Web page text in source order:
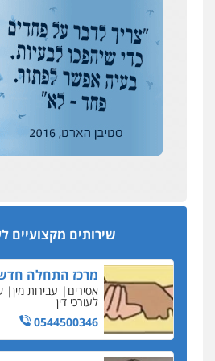
שירותים מקצועיים
צילום עורכי דין
דין
0504578527
רונן הלל – מוניטין
מחיקת כתבות מגוגל
שירותים
0522508109
מקצועיים לעורכי דין
מרכז התחלה
אסירים עבירות מין
לעורכי דין
0544500346
מקומי
אבי שקד מונה
כחבר ועדת איסור הלבנת הון
194 עורכי הדין החדשים
אחרי המלחמה: הוסמכו בירושלים
עסקה חמה
כתב האישום נגד עו"ד עידן דביר:
לאקטים מיניים
כתב אישום: יו"ר ש"ס לשעבר
ההלוואות של משפחת הרינג
הפרקליטות: הרב נתנאל חייק
שמשו אנשי